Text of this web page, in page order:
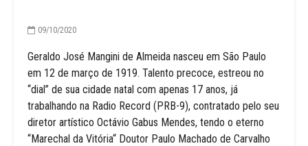
09/10/2020
Geraldo José Mangini de Almeida nasceu em São Paulo
em 12 de março de 1919. Talento precoce, estreou no
“dial” de sua cidade natal com apenas 17 anos, já
trabalhando na Radio Record (PRB-9), contratado pelo seu
diretor artístico Octávio Gabus Mendes, tendo o eterno
“Marechal da Vitória“ Doutor Paulo Machado de Carvalho